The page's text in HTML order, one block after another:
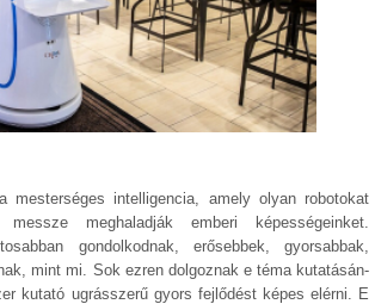
mesterséges intelligencia, amely olyan robotokat
meghaladják emberi képességeinket.
gondolkodnak, erősebbek, gyorsabbak,
mint mi. Sok ezren dolgoznak e téma kutatásán-
kutató ugrásszerű gyors fejlődést képes elérni. E